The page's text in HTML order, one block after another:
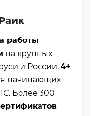
работы
на крупных
и России. 4+
начинающих
Более 300